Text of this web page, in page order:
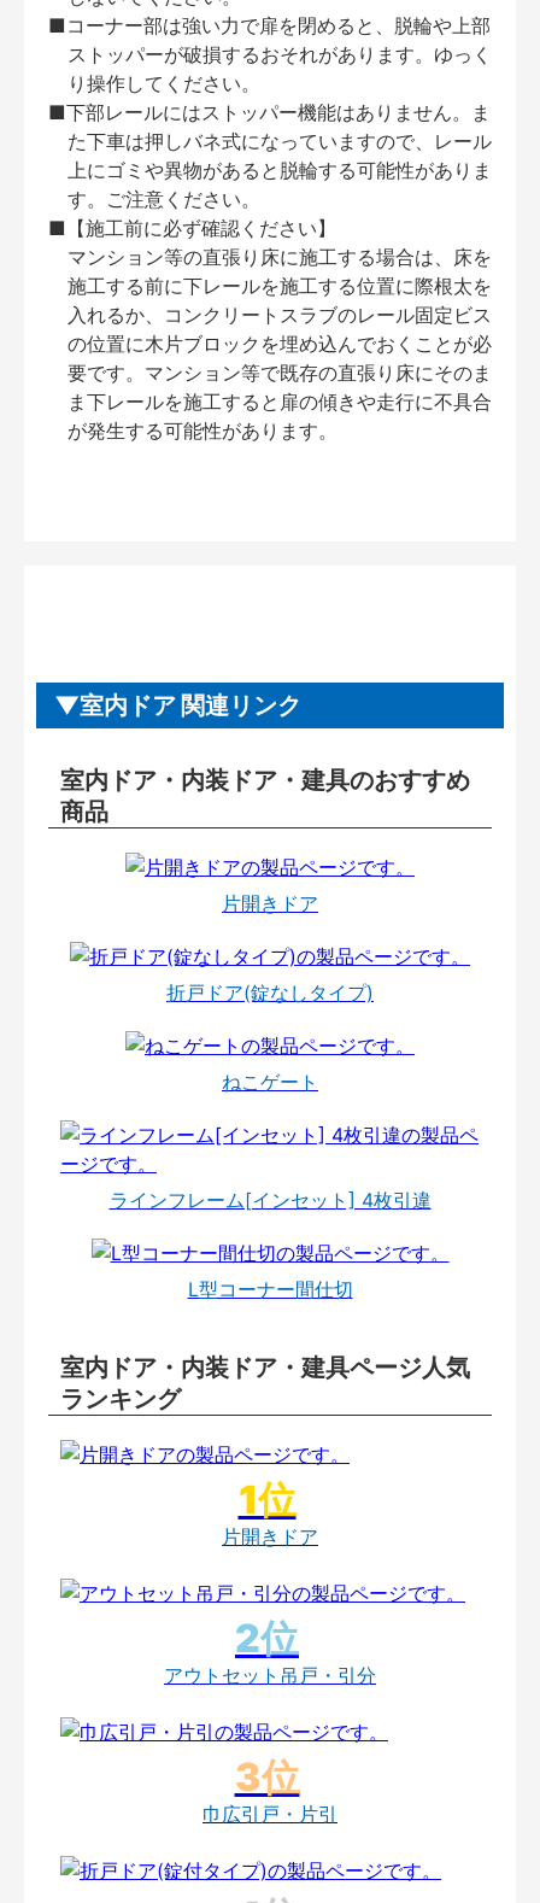
■コーナー部は強い力で扉を閉めると、脱輪や上部
ストッパーが破損するおそれがあります。ゆっく
り操作してください。
■下部レールにはストッパー機能はありません。ま
た下車は押しバネ式になっていますので、レール
上にゴミや異物があると脱輪する可能性がありま
す。ご注意ください。
■【施工前に必ず確認ください】
マンション等の直張り床に施工する場合は、床を
施工する前に下レールを施工する位置に際根太を
入れるか、コンクリートスラブのレール固定ビス
の位置に木片ブロックを埋め込んでおくことが必
要です。マンション等で既存の直張り床にそのま
ま下レールを施工すると扉の傾きや走行に不具合
が発生する可能性があります。
室内ドア 関連リンク
室内ドア・内装ドア・建具のおすすめ
商品
片開きドア
折戸ドア(錠なしタイプ)
ねこゲート
ラインフレーム[インセット] 4枚引違
L型コーナー間仕切
室内ドア・内装ドア・建具ページ人気
ランキング
片開きドア
アウトセット吊戸・引分
巾広引戸・片引